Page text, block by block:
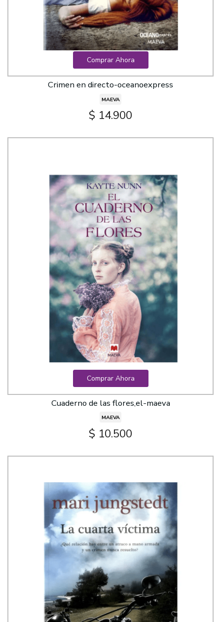
Comprar Ahora
Crimen en directo-oceanoexpress
MAEVA
$ 14.900
Comprar Ahora
Cuaderno de las flores,el-maeva
MAEVA
$ 10.500